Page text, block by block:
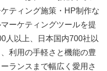
ティング施策・HP制作な
ーケティングツールを提
人以上、日本国内700社以
利用の手軽さと機能の豊
ランスまで幅広く愛用さ